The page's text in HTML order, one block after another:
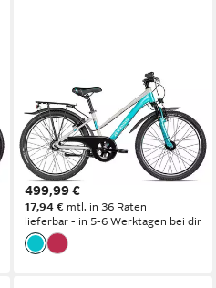
Kinderfahrrad Adventure 7
24 Trapez
34 cm Rahmenhöhe
7 Gänge
80 kg Zul. Gesamtgewicht
499,99 €
17,94 € mtl. in 36 Raten
lieferbar - in 5-6 Werktagen bei dir